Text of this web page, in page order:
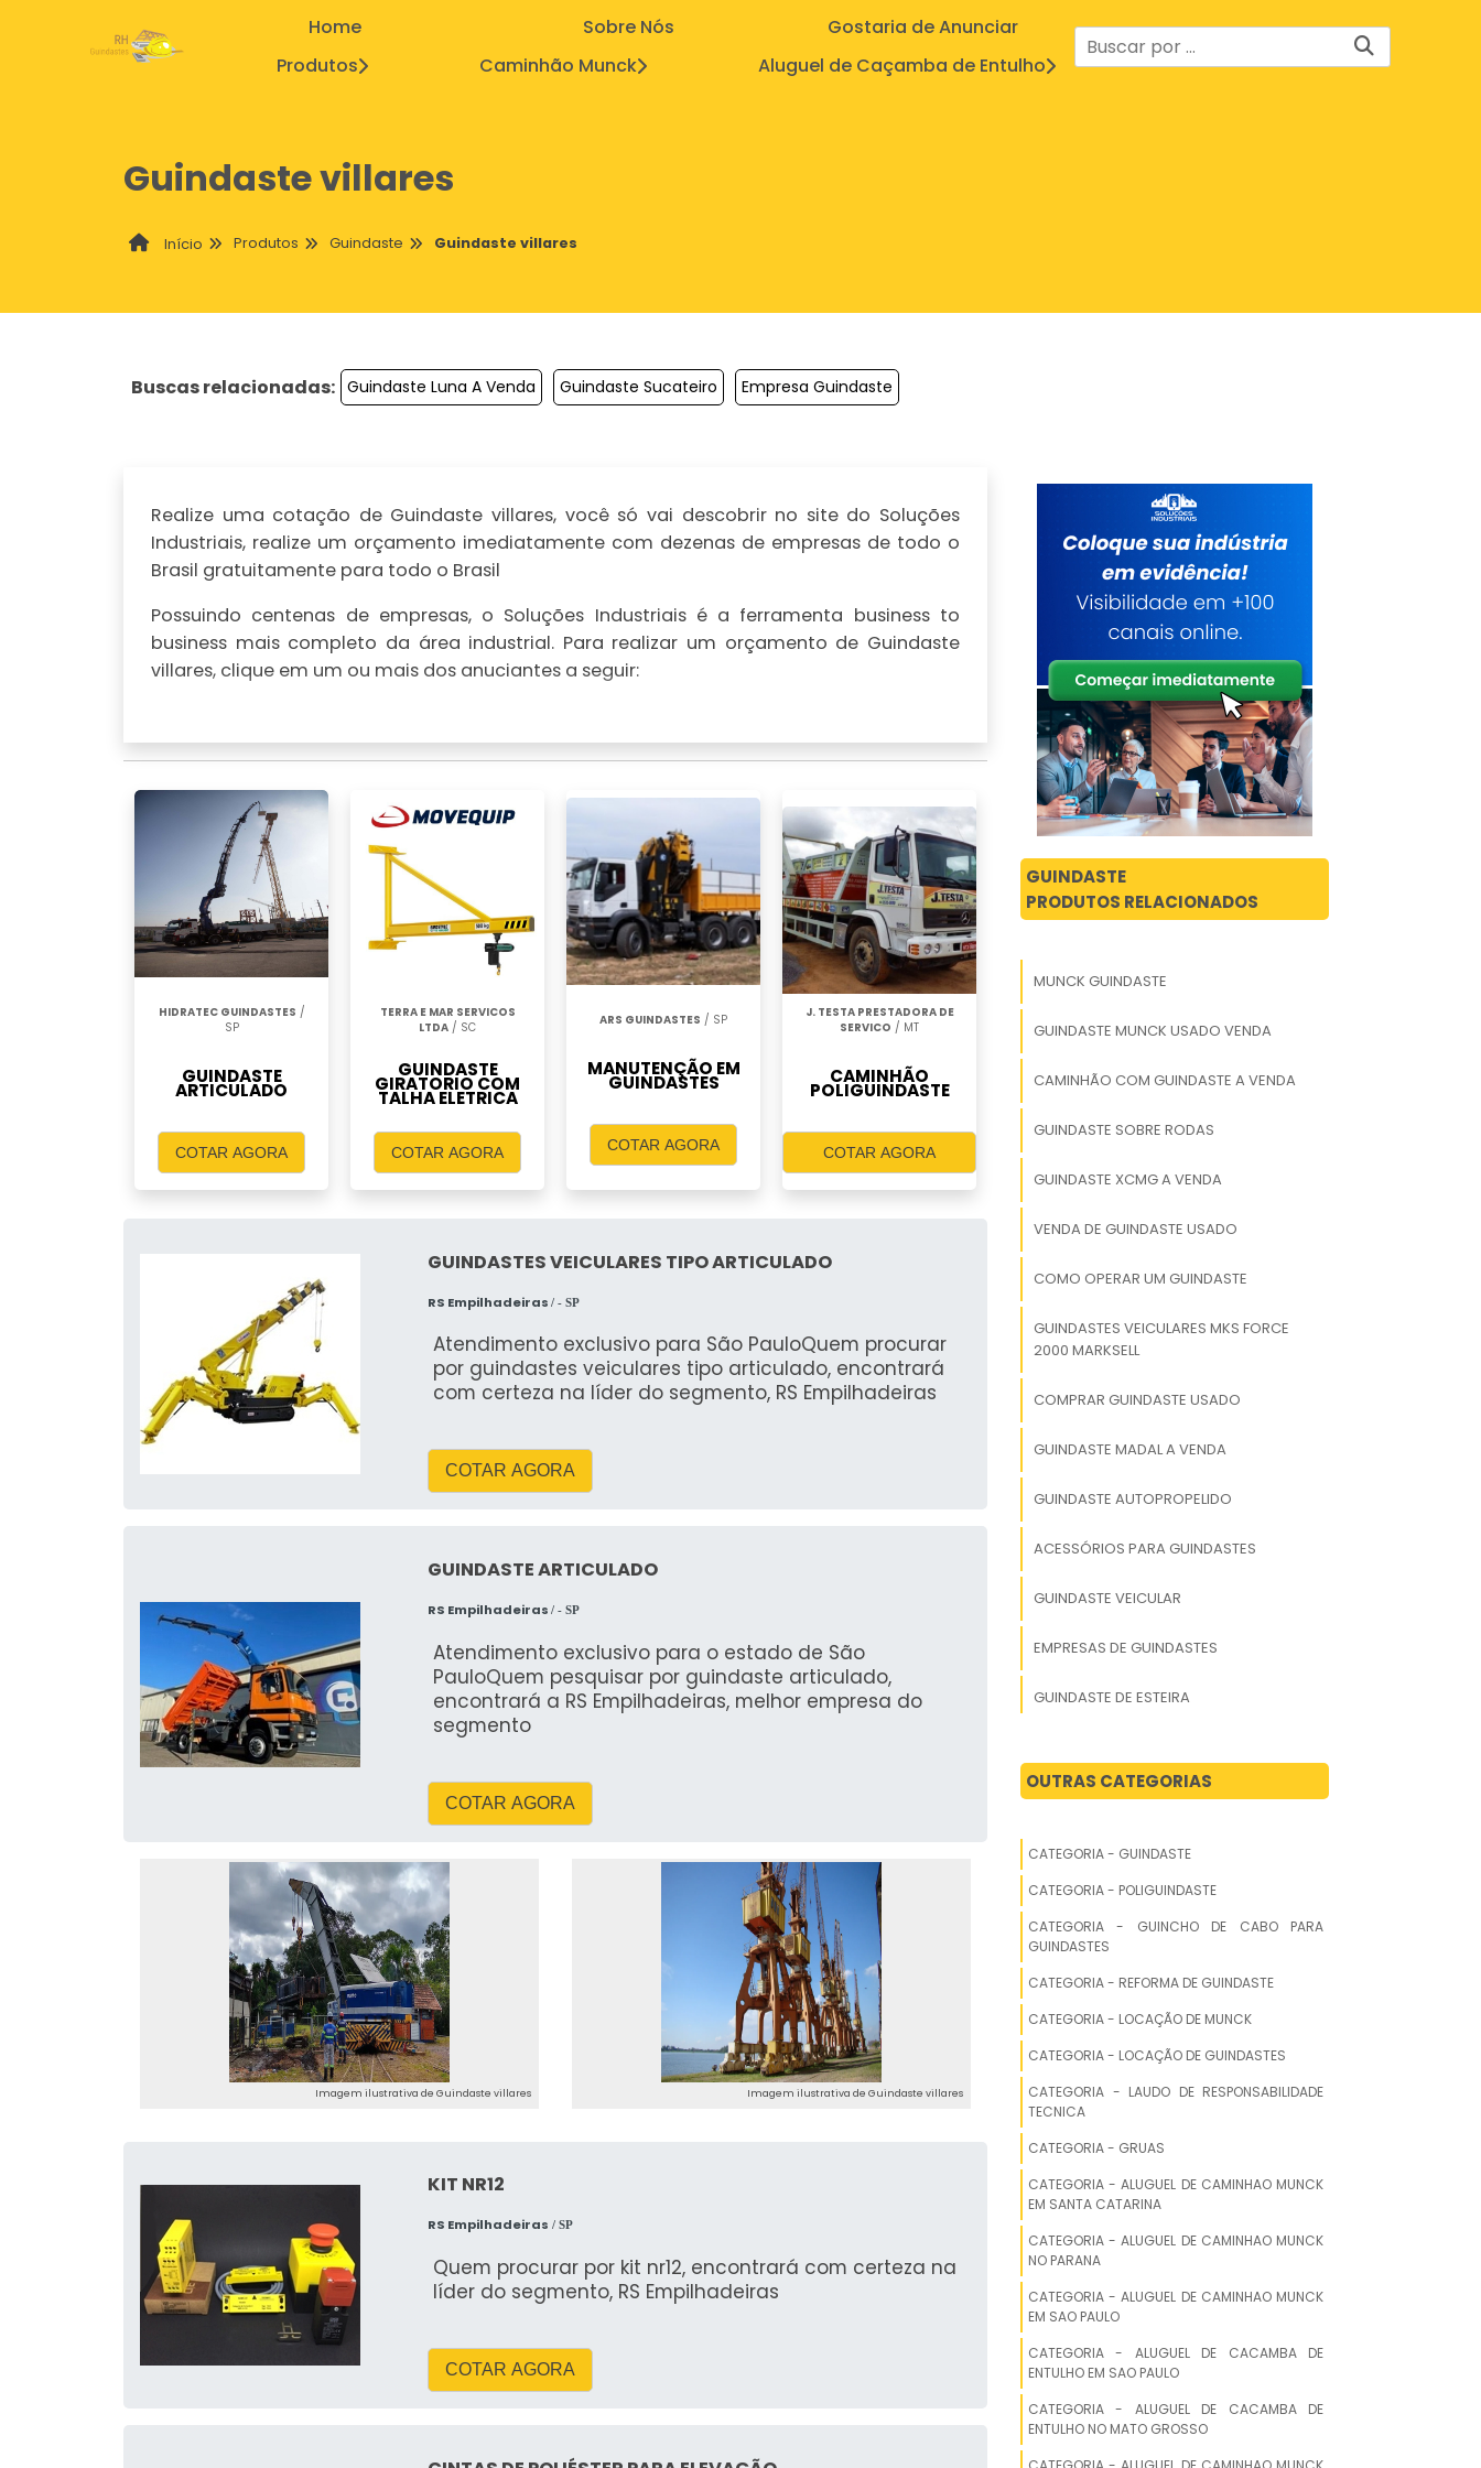
Home Sobre Nós
Gostaria de Anunciar
Produtos
Caminhão Munck Aluguel de Caçamba de Entulho
Guindaste villares
Início Produtos Guindaste Guindaste villares
Buscas relacionadas: Guindaste Luna A Venda Guindaste Sucateiro Empresa Guindaste
Realize uma cotação de Guindaste villares, você só vai descobrir no site do Soluções
Industriais, realize um orçamento imediatamente com dezenas de empresas de todo o
Brasil gratuitamente para todo o Brasil
Possuindo centenas de empresas, o Soluções Industriais é a ferramenta business to
business mais completo da área industrial. Para realizar um orçamento de Guindaste
villares, clique em um ou mais dos anuciantes a seguir:
HIDRATEC GUINDASTES /
SP
GUINDASTE
ARTICULADO
COTAR AGORA
TERRA E MAR SERVICOS
LTDA / SC
GUINDASTE
GIRATORIO COM
TALHA ELETRICA
COTAR AGORA
ARS GUINDASTES / SP
MANUTENÇÃO EM
GUINDASTES
COTAR AGORA
J. TESTA PRESTADORA DE
SERVICO / MT
CAMINHÃO
POLIGUINDASTE
COTAR AGORA
GUINDASTES VEICULARES TIPO ARTICULADO
RS Empilhadeiras/ - SP
Atendimento exclusivo para São PauloQuem procurar
por guindastes veiculares tipo articulado, encontrará
com certeza na líder do segmento, RS Empilhadeiras
COTAR AGORA
GUINDASTE ARTICULADO
RS Empilhadeiras/ - SP
Atendimento exclusivo para o estado de São
PauloQuem pesquisar por guindaste articulado,
encontrará a RS Empilhadeiras, melhor empresa do
segmento
COTAR AGORA
Imagem ilustrativa de Guindaste villares Imagem ilustrativa de Guindaste villares
KIT NR12
RS Empilhadeiras / SP
Quem procurar por kit nr12, encontrará com certeza na
líder do segmento, RS Empilhadeiras
COTAR AGORA
GUINDASTE
PRODUTOS RELACIONADOS
MUNCK GUINDASTE
GUINDASTE MUNCK USADO VENDA
CAMINHÃO COM GUINDASTE A VENDA
GUINDASTE SOBRE RODAS
GUINDASTE XCMG A VENDA
VENDA DE GUINDASTE USADO
COMO OPERAR UM GUINDASTE
GUINDASTES VEICULARES MKS FORCE
2000 MARKSELL
COMPRAR GUINDASTE USADO
GUINDASTE MADAL A VENDA
GUINDASTE AUTOPROPELIDO
ACESSÓRIOS PARA GUINDASTES
GUINDASTE VEICULAR
EMPRESAS DE GUINDASTES
GUINDASTE DE ESTEIRA
GUINDASTE USADO
TABELA DE GUINDASTE
GUINDASTE DE BRINQUEDO
GUINDASTE A VENDA USADO
MAIOR GUINDASTE DO MUNDO
VENDA DE GUINDASTE
MUNCK GUINDASTE A VENDA
CESTO PARA GUINDASTE
GUINDASTE RODOVIÁRIO GMK 5130
PARA LOCAÇÃO
GUINDASTE DE COLUNA
GUINDASTE GIRATÓRIO
MOITÃO GUINDASTE
GUINDASTE MADAL MD 30 PARA
LOCAÇÃO
OUTRAS CATEGORIAS
CATEGORIA - GUINDASTE
CATEGORIA - POLIGUINDASTE
CATEGORIA - GUINCHO DE CABO PARA
GUINDASTES
CATEGORIA - REFORMA DE GUINDASTE
CATEGORIA - LOCAÇÃO DE MUNCK
CATEGORIA - LOCAÇÃO DE GUINDASTES
CATEGORIA - LAUDO DE RESPONSABILIDADE
TECNICA
CATEGORIA - GRUAS
CATEGORIA - ALUGUEL DE CAMINHAO MUNCK
EM SANTA CATARINA
CATEGORIA - ALUGUEL DE CAMINHAO MUNCK
NO PARANA
CATEGORIA - ALUGUEL DE CAMINHAO MUNCK
EM SAO PAULO
CATEGORIA - ALUGUEL DE CACAMBA DE
ENTULHO EM SAO PAULO
CATEGORIA - ALUGUEL DE CACAMBA DE
ENTULHO NO MATO GROSSO